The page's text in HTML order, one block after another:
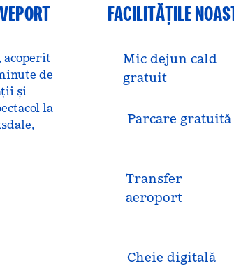
acoperit
de
și
la
FACILITĂŢILE
Mic dejun cald
gratuit
Parcare gratuită
Transfer
aeroport
Cheie digitală